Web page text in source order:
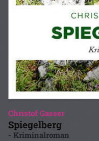
Christof Gasser
Spiegelberg
- Kriminalroman